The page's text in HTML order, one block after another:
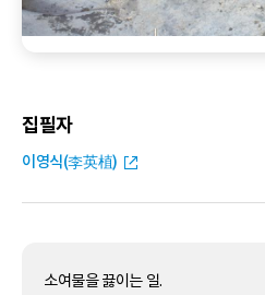
집필자
이영식(李英植)
소여물을 끓이는 일.